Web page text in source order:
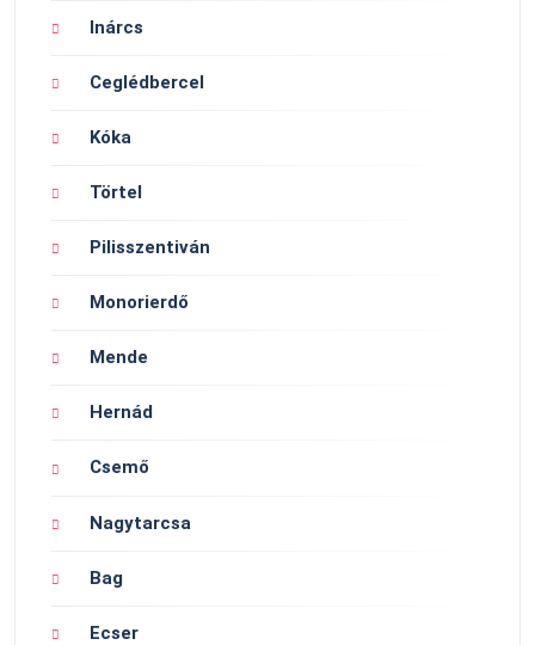
Inárcs
Ceglédbercel
Kóka
Törtel
Pilisszentiván
Monorierdő
Mende
Hernád
Csemő
Nagytarcsa
Bag
Ecser